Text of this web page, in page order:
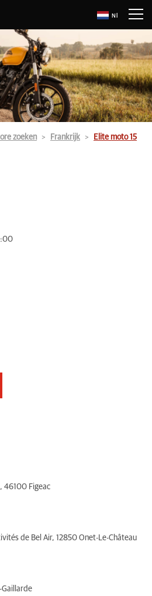
Nl
zoeken Frankrijk Elite moto 15
46100 Figeac
de Bel Air, 12850 Onet-Le-Château
Gaillarde